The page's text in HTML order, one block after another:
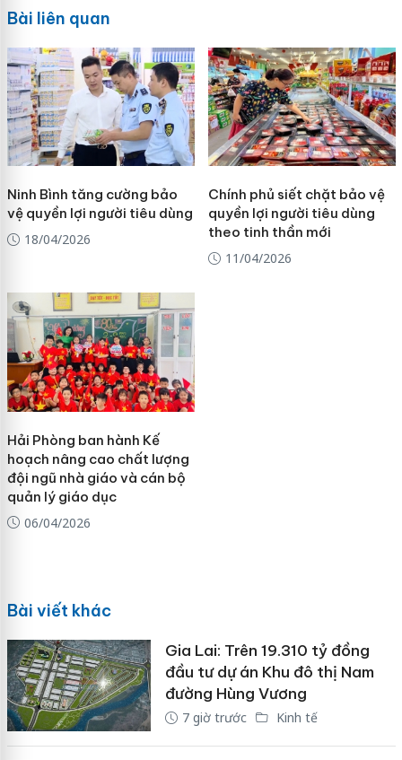
Bài liên quan
Ninh Bình tăng cường bảo
vệ quyền lợi người tiêu dùng
18/04/2026
Chính phủ siết chặt bảo vệ
quyền lợi người tiêu dùng
theo tinh thần mới
11/04/2026
Hải Phòng ban hành Kế
hoạch nâng cao chất lượng
đội ngũ nhà giáo và cán bộ
quản lý giáo dục
06/04/2026
Bài viết khác
Gia Lai: Trên 19.310 tỷ đồng
đầu tư dự án Khu đô thị Nam
đường Hùng Vương
7 giờ trước Kinh tế